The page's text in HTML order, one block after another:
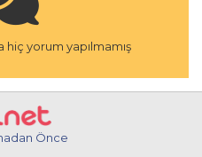
yorum yapılmamış
Önce